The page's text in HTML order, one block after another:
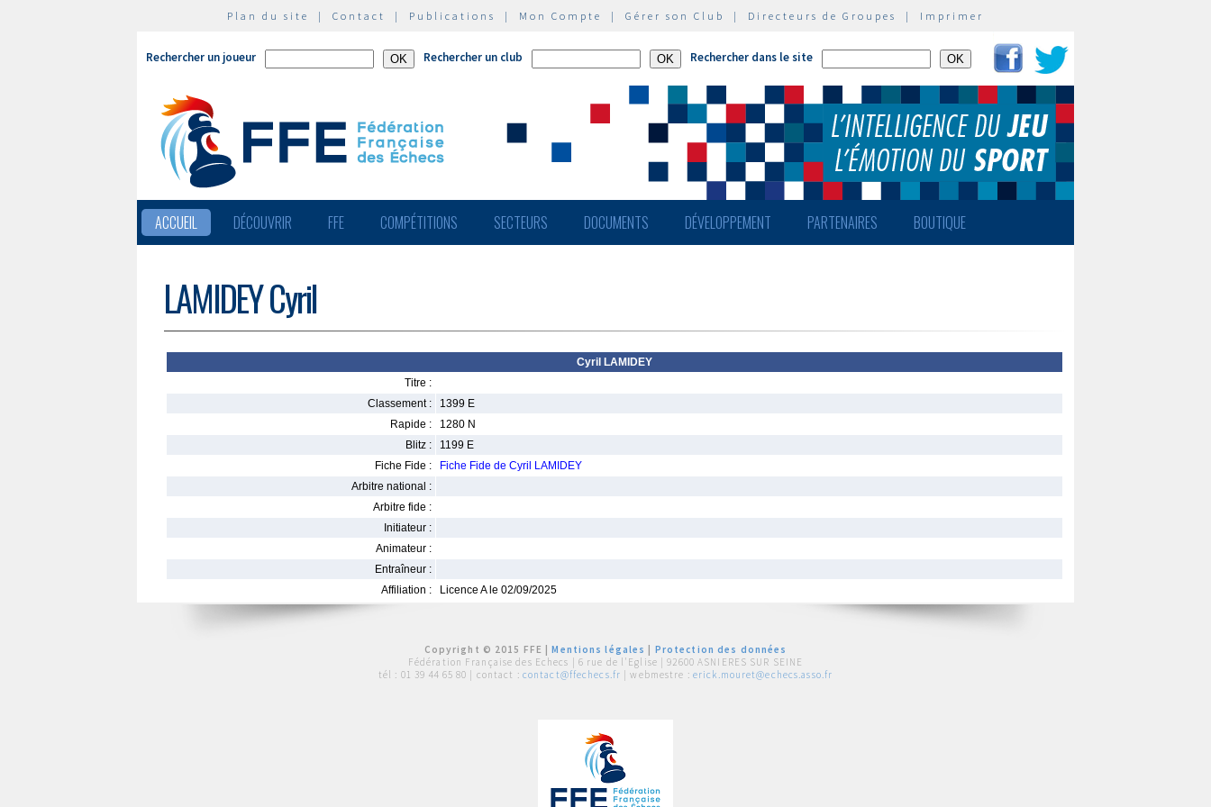
Plan du site | Contact | Publications | Mon Compte | Gérer son Club | Directeurs de Groupes | Imprimer
Rechercher un joueur Rechercher un club Rechercher dans le site
ACCUEIL DÉCOUVRIR FFE COMPÉTITIONS SECTEURS DOCUMENTS DÉVELOPPEMENT PARTENAIRES BOUTIQUE
LAMIDEY Cyril
Cyril LAMIDEY
Titre :
Classement :
1399 E
Rapide :
1280 N
Blitz :
1199 E
Fiche Fide :
Fiche Fide de Cyril LAMIDEY
Arbitre national :
Arbitre fide :
Initiateur :
Animateur :
Entraîneur :
Affiliation :
Licence A le 02/09/2025
Copyright © 2015 FFE |Mentions légales
Protection des données
Fédération Française des Echecs | 6 rue de l'Eglise | 92600 ASNIERES SUR SEINE
tél : 01 39 44 65 80 | contact : contact@ffechecs.fr | webmestre : erick.mouret@echecs.asso.fr